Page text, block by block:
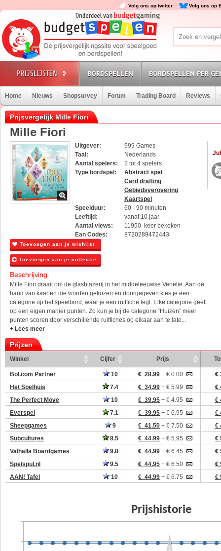
Volg ons op twitter Volg ons op
BORDSPELLEN BORDSPELLEN PER
Home Nieuws Shopsurvey Forum Trading Board Reviews
Prijsvergelijk Mille Fiori
Mille Fiori
Uitgever:
999 Games
Taal:
Nederlands
Aantal spelers:
2 tot 4 spelers
Type bordspel:
Abstract spel
Card drafting
Gebiedsverovering
Kaartspel
Speelduur:
60 - 90 minuten
Leeftijd:
vanaf 10 jaar
Aantal views:
11950 keer bekeken
Ean Codes:
8720289472443
Toevoegen aan je wishlist
Toevoegen aan je collectie
Beschrijving
Mille Fiori draait om de glasblazerij in het middeleeuwse Venetië. Aan de
hand van kaarten die worden gekozen en doorgegeven kies je een
categorie op het speelbord, waar je een ruitfiche legt. Elke categorie geeft
op een eigen manier punten. Zo kun je bij de categorie “Huizen” meer
punten scoren door verschillende ruitfiches op elkaar aan te late...
+ Lees meer
Prijzen
Winkel Cijfer Prijs
Bol.com Partner 10 € 28.99 + € 0.00
€
Het Spelhuis
7.4 € 34.99 + € 5.99
€
The Perfect Move
10 € 39.95 + € 4.95
€
Everspel
7.1 € 39.95 + € 6.95
€
Sheepgames
9 € 41.50 + € 7.50
€
Subcultures
8.5 € 44.99 + € 5.95
€
Valhalla Boardgames
9.8 € 44.99 + € 6.45
€
Spelspul.nl
9.5 € 44.95 + € 6.50
€
AAN! Tafel
10 € 44.99 + € 6.75 €